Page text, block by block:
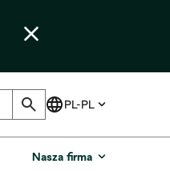
Nasza firma